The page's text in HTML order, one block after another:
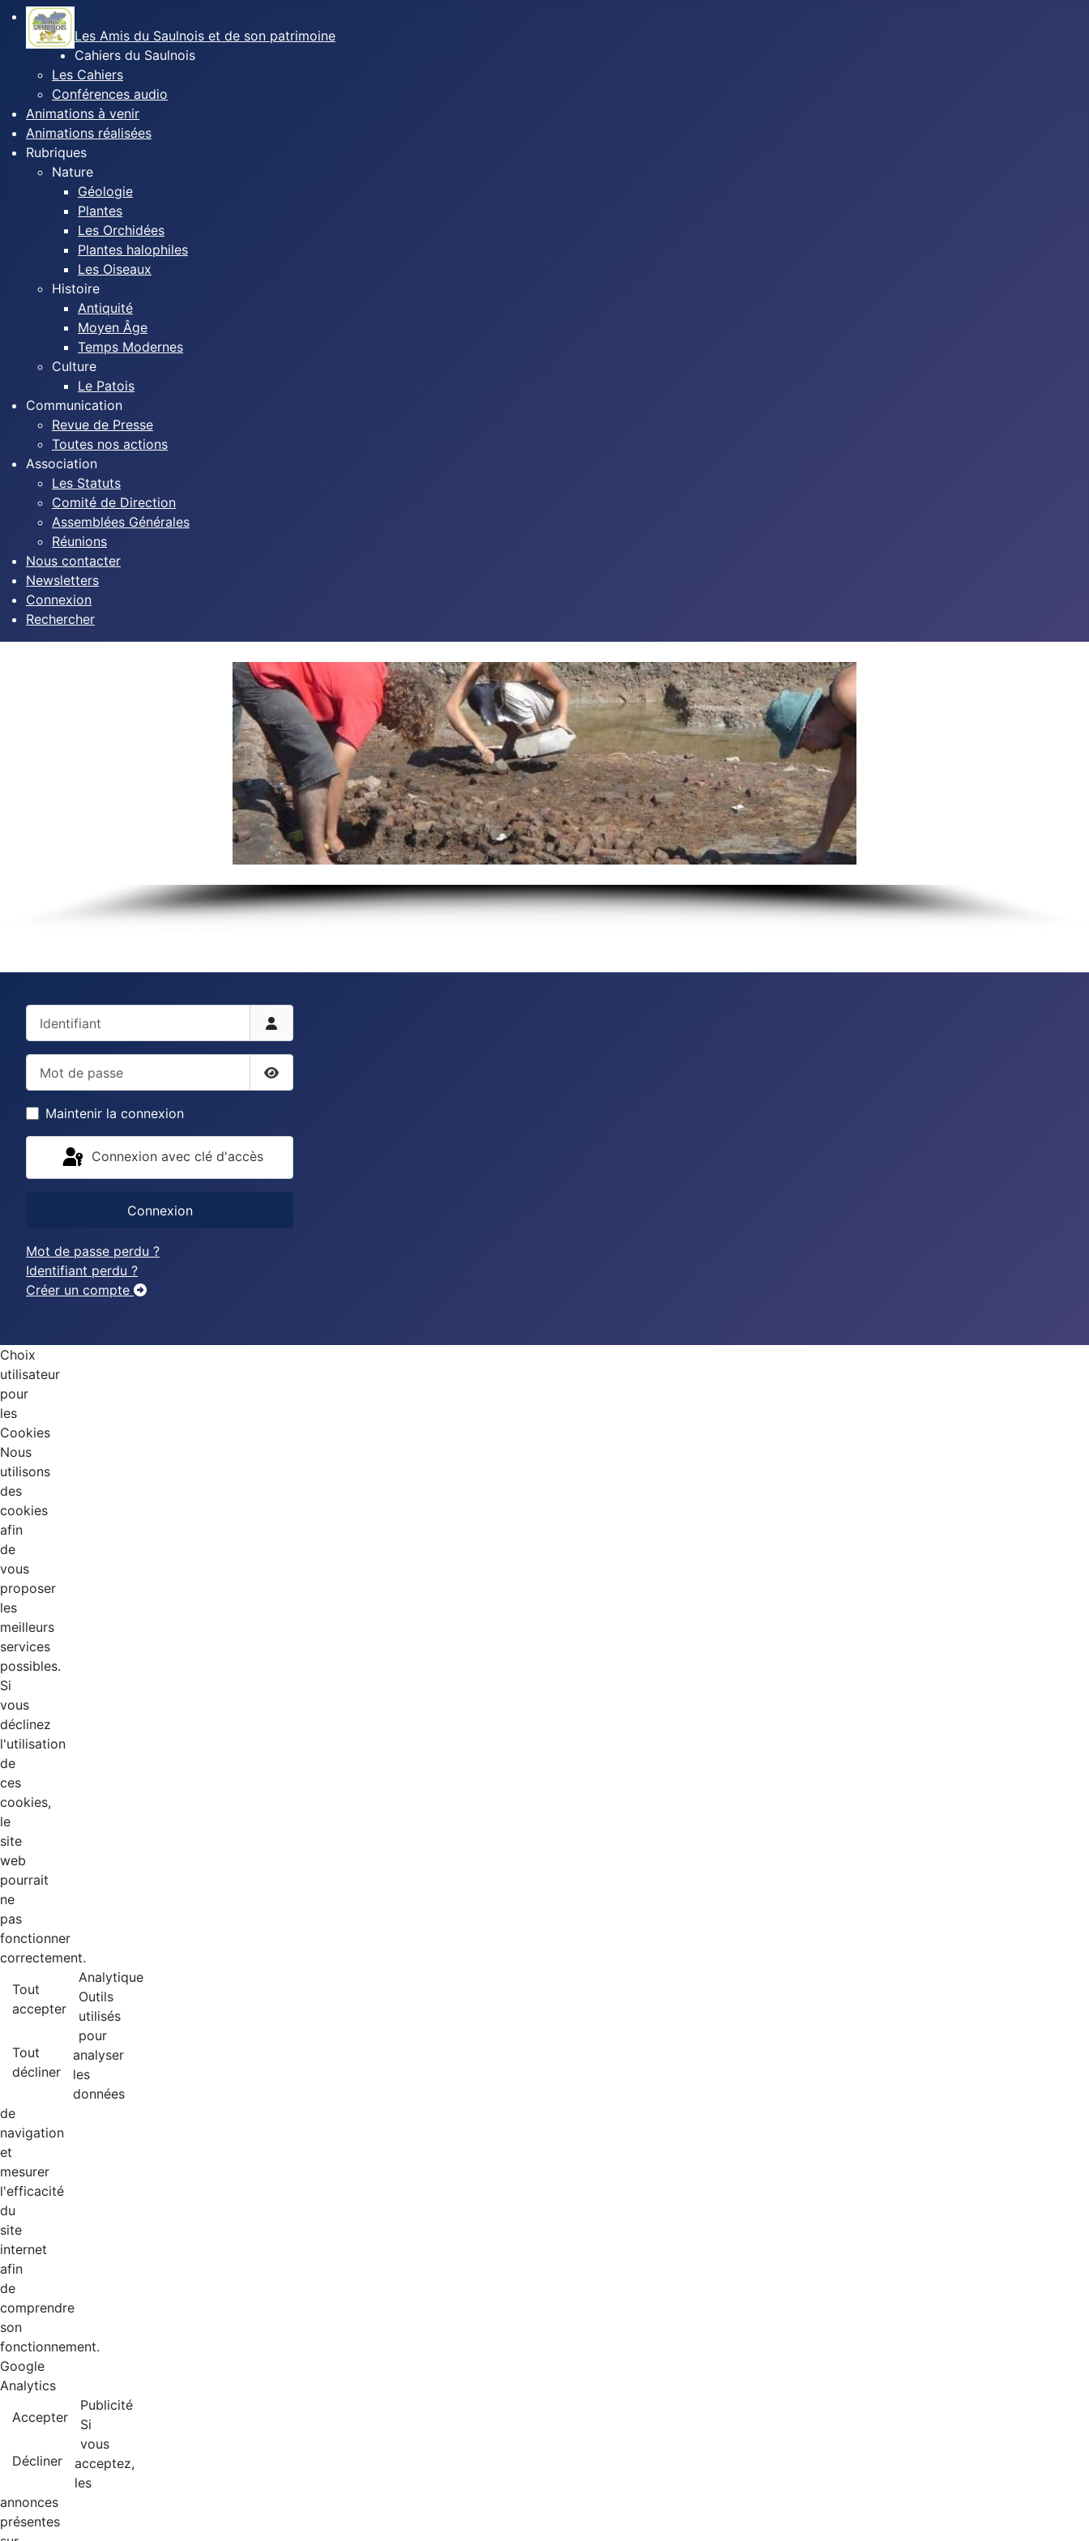
Les Amis du Saulnois et de son patrimoine
Cahiers du Saulnois
Les Cahiers
Conférences audio
Animations à venir
Animations réalisées
Rubriques
Nature
Géologie
Plantes
Les Orchidées
Plantes halophiles
Les Oiseaux
Histoire
Antiquité
Moyen Âge
Temps Modernes
Culture
Le Patois
Communication
Revue de Presse
Toutes nos actions
Association
Les Statuts
Comité de Direction
Assemblées Générales
Réunions
Nous contacter
Newsletters
Connexion
Rechercher
Afficher le mot de passe
Maintenir la connexion
Connexion avec clé d'accès
Connexion
Mot de passe perdu ?
Identifiant perdu ?
Créer un compte
Choix
utilisateur
pour
les
Cookies
Nous
utilisons
des
cookies
afin
de
vous
proposer
les
meilleurs
services
possibles.
Si
vous
déclinez
l'utilisation
de
ces
cookies,
le
site
web
pourrait
ne
pas
fonctionner
correctement.
Tout
accepter
Tout
décliner
Analytique
Outils
utilisés
pour
analyser
les
données
de
navigation
et
mesurer
l'efficacité
du
site
internet
afin
de
comprendre
son
fonctionnement.
Google
Analytics
Accepter
Décliner
Publicité
Si
vous
acceptez,
les
annonces
présentes